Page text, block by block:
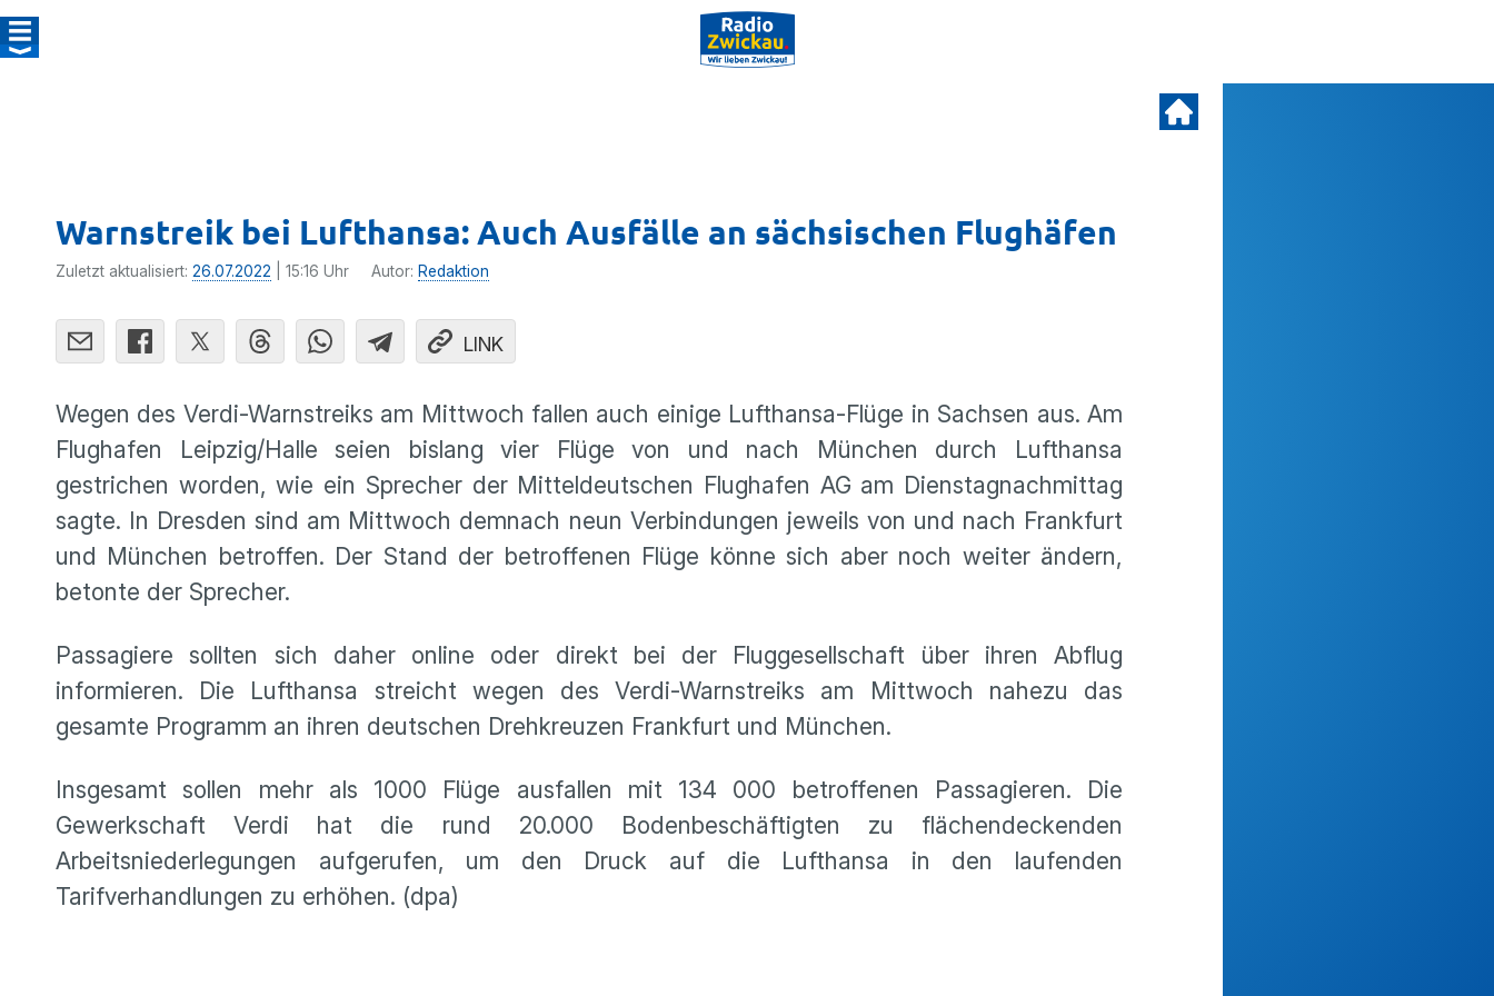
Warnstreik bei Lufthansa: Auch Ausfälle an sächsischen Flughäfen
Zuletzt aktualisiert: 26.07.2022 | 15:16 Uhr Autor: Redaktion
LINK
Wegen des Verdi-Warnstreiks am Mittwoch fallen auch einige Lufthansa-Flüge in Sachsen aus. Am
Flughafen Leipzig/Halle seien bislang vier Flüge von und nach München durch Lufthansa
gestrichen worden, wie ein Sprecher der Mitteldeutschen Flughafen AG am Dienstagnachmittag
sagte. In Dresden sind am Mittwoch demnach neun Verbindungen jeweils von und nach Frankfurt
und München betroffen. Der Stand der betroffenen Flüge könne sich aber noch weiter ändern,
betonte der Sprecher.
Passagiere sollten sich daher online oder direkt bei der Fluggesellschaft über ihren Abflug
informieren. Die Lufthansa streicht wegen des Verdi-Warnstreiks am Mittwoch nahezu das
gesamte Programm an ihren deutschen Drehkreuzen Frankfurt und München.
Insgesamt sollen mehr als 1000 Flüge ausfallen mit 134 000 betroffenen Passagieren. Die
Gewerkschaft Verdi hat die rund 20.000 Bodenbeschäftigten zu flächendeckenden
Arbeitsniederlegungen aufgerufen, um den Druck auf die Lufthansa in den laufenden
Tarifverhandlungen zu erhöhen. (dpa)